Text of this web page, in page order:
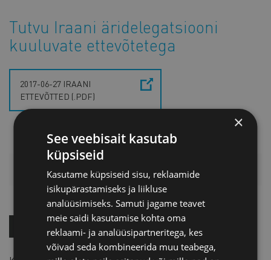
Tutvu Iraani äridelegatsiooni
kuuluvate ettevõtetega
2017-06-27 IRAANI
ETTEVÕTTED (.PDF)
HINNAKIRI
OSTA KOHE!
×
See veebisait kasutab
küpsiseid
Kasutame küpsiseid sisu, reklaamide
isikupärastamiseks ja liikluse
analüüsimiseks. Samuti jagame teavet
meie saidi kasutamise kohta oma
reklaami- ja analüüsipartneritega, kes
võivad seda kombineerida muu teabega,